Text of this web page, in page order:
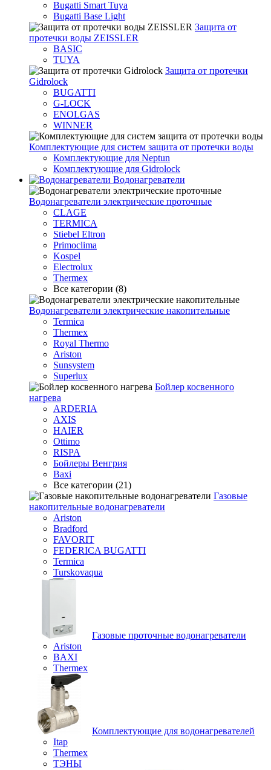
Bugatti Smart Tuya
Bugatti Base Light
Защита от
протечки воды ZEISSLER
BASIC
TUYA
Защита от протечки
Gidrolock
BUGATTI
G-LOCK
ENOLGAS
WINNER
Комплектующие для систем защита от протечки воды
Комплектующие для Neptun
Комплектующие для Gidrolock
Водонагреватели
Водонагреватeли электрические проточные
CLAGE
TERMICA
Stiebel Eltron
Primoclima
Kospel
Electrolux
Thermex
Все категории (8)
Водонагреватели электрические накопительные
Termica
Thermex
Royal Thermo
Ariston
Sunsystem
Superlux
Бойлер косвенного
нагрева
ARDERIA
AXIS
HAIER
Ottimo
RISPA
Бойлеры Венгрия
Baxi
Все категории (21)
Газовые
накопительные водонагреватели
Ariston
Bradford
FAVORIT
FEDERICA BUGATTI
Termica
Turskovaqua
Газовые проточные водонагреватели
Ariston
BAXI
Thermex
Комплектующие для водонагревателей
Itap
Thermex
ТЭНЫ